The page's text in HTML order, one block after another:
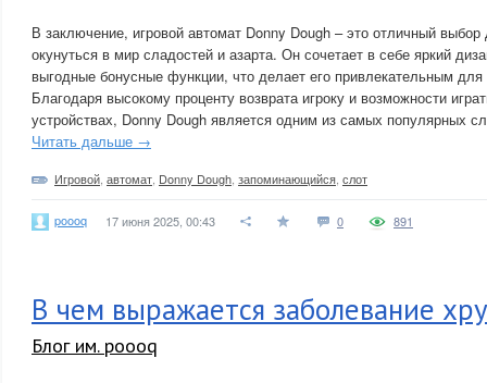
В заключение, игровой автомат Donny Dough – это отличный выбор
окунуться в мир сладостей и азарта. Он сочетает в себе яркий
выгодные бонусные функции, что делает его привлекательным для
Благодаря высокому проценту возврата игроку и возможности
устройствах, Donny Dough является одним из самых популярных
Читать дальше →
Игровой автомат Donny Dough запоминающийся слот
poooq 17 июня 2025, 00:43 0 891
В чем выражается заболевание
Блог им. poooq